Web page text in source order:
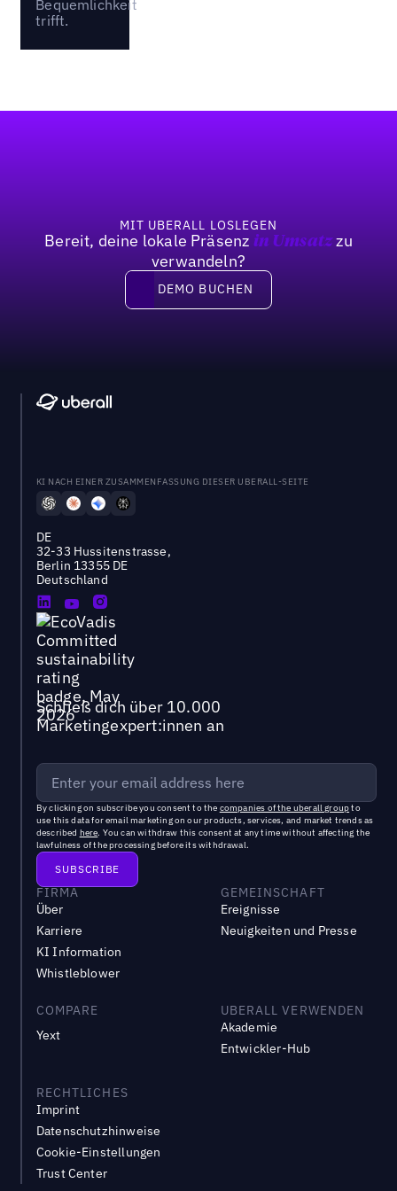
Bequemlichkeit
trifft.
MIT UBERALL LOSLEGEN
Bereit, deine lokale Präsenz in Umsatzzu
verwandeln?
DEMO BUCHEN
DEMO BUCHEN
KI NACH EINER ZUSAMMENFASSUNG DIESER UBERALL-SEITE
DE
32-33 Hussitenstrasse,
Berlin 13355 DE
Deutschland
Schließ dich über 10.000
Marketingexpert:innen an
By clicking on subscribe you consent to the companies of the uberall groupto
use this data for email marketing on our products, services, and market trends as
described here. You can withdraw this consent at any time without affecting the
lawfulness of the processing before its withdrawal.
FIRMA
Über
Karriere
KI Information
Whistleblower
GEMEINSCHAFT
Ereignisse
Neuigkeiten und Presse
COMPARE
Yext
UBERALL VERWENDEN
Akademie
Entwickler-Hub
RECHTLICHES
Imprint
Datenschutzhinweise
Cookie-Einstellungen
Trust Center